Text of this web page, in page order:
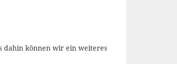
dahin können wir ein weiteres